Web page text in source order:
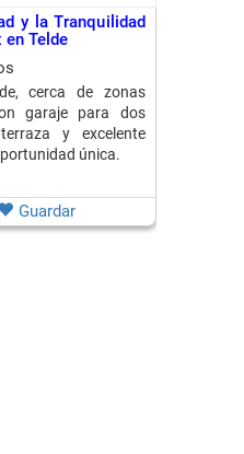
y la Tranquilidad
Telde
cerca de zonas
garaje para dos
y excelente
única.
Guardar